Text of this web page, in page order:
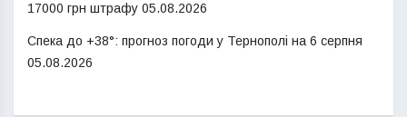
17000 грн штрафу 05.08.2026
Спека до +38°: прогноз погоди у Тернополі на 6 серпня
05.08.2026